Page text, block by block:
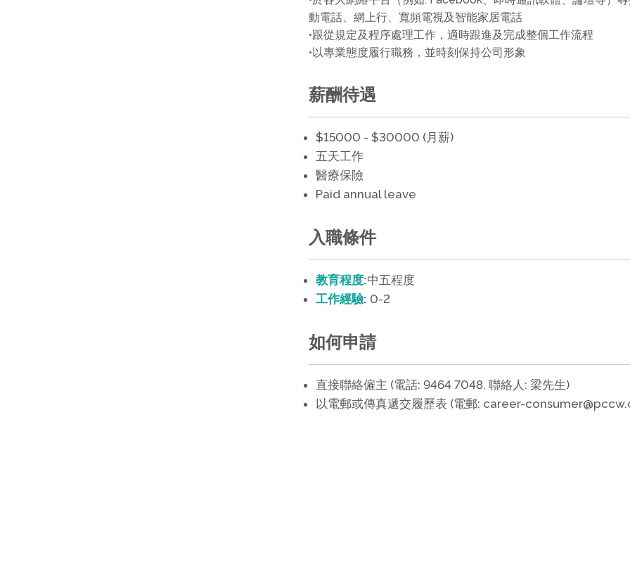
動電話、網上行、寬頻電視及智能家居電話
•跟從規定及程序處理工作，適時跟進及完成整個工作流程
•以專業態度履行職務，並時刻保持公司形象
薪酬待遇
$15000 - $30000 (月薪)
五天工作
醫療保險
Paid annual leave
入職條件
教育程度:中五程度
工作經驗: 0-2
如何申請
直接聯絡僱主 (電話: 9464 7048, 聯絡人: 梁先生)
以電郵或傳真遞交履歷表 (電郵: career-